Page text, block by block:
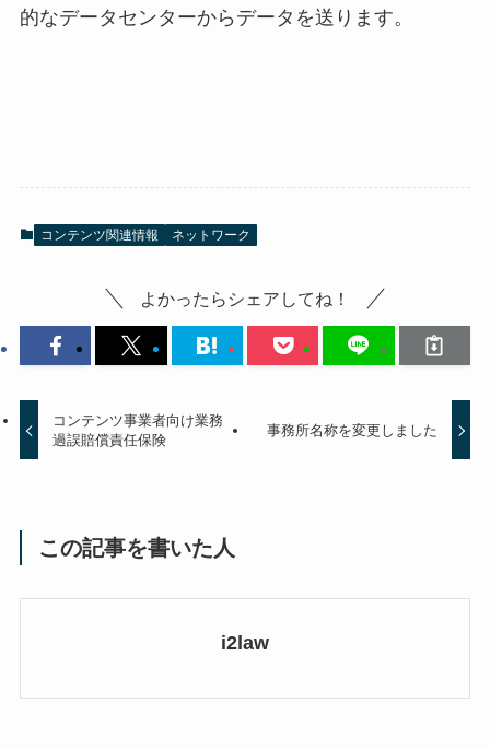
的なデータセンターからデータを送ります。
コンテンツ関連情報 ネットワーク
よかったらシェアしてね！
コンテンツ事業者向け業務
過誤賠償責任保険
事務所名称を変更しました
この記事を書いた人
i2law